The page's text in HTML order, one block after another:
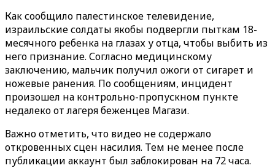
Как сообщило палестинское телевидение,
израильские солдаты якобы подвергли пыткам 18-
месячного ребенка на глазах у отца, чтобы выбить из
него признание. Согласно медицинскому
заключению, мальчик получил ожоги от сигарет и
ножевые ранения. По сообщениям, инцидент
произошел на контрольно-пропускном пункте
недалеко от лагеря беженцев Магази.
Важно отметить, что видео не содержало
откровенных сцен насилия. Тем не менее после
публикации аккаунт был заблокирован на 72 часа.